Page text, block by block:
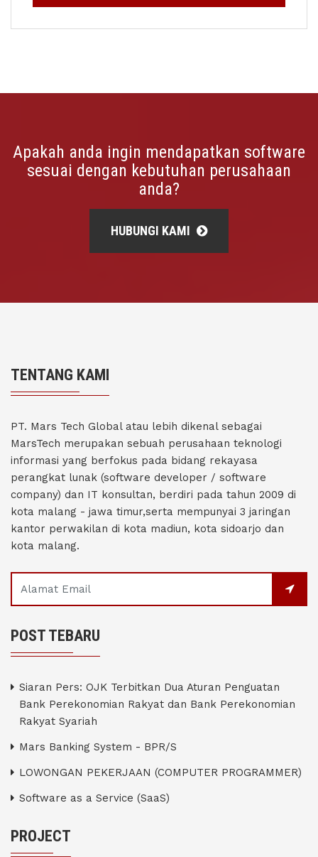
Apakah anda ingin mendapatkan software
sesuai dengan kebutuhan perusahaan
anda?
HUBUNGI KAMI
TENTANG KAMI
PT. Mars Tech Global atau lebih dikenal sebagai
MarsTech merupakan sebuah perusahaan teknologi
informasi yang berfokus pada bidang rekayasa
perangkat lunak (software developer / software
company) dan IT konsultan, berdiri pada tahun 2009 di
kota malang - jawa timur,serta mempunyai 3 jaringan
kantor perwakilan di kota madiun, kota sidoarjo dan
kota malang.
POST TEBARU
Siaran Pers: OJK Terbitkan Dua Aturan Penguatan
Bank Perekonomian Rakyat dan Bank Perekonomian
Rakyat Syariah
Mars Banking System - BPR/S
LOWONGAN PEKERJAAN (COMPUTER PROGRAMMER)
Software as a Service (SaaS)
PROJECT